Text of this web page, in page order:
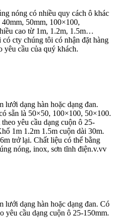
nóng có nhiều quy cách ô khác
50mm, 100×100,
cao từ 1m, 1.2m, 1.5m…
cty chúng tôi có nhận đặt hàng
yêu cầu của quý khách.
lưới dạng hàn hoặc dạng đan.
sẵn là 50×50, 100×100, 50×100.
yêu cầu dạng cuộn ô 25-
1m 1.2m 1.5m cuộn dài 30m.
trở lại. Chất liệu có thể bằng
nóng, inox, sơn tĩnh điện.v.vv
lưới dạng hàn hoặc dạng đan. Có
yêu cầu dạng cuộn ô 25-150mm.